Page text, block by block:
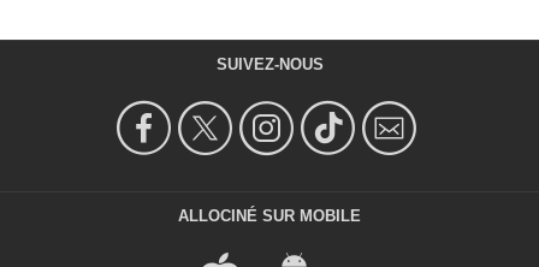
SUIVEZ-NOUS
ALLOCINÉ SUR MOBILE